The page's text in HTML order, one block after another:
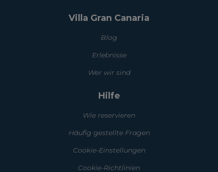
Villa Gran Canaria
Blog
Erlebnisse
Wer wir sind
Hilfe
Wie reservieren
Häufig gestellte Fragen
Cookie-Einstellungen
Cookie-Richtlinien